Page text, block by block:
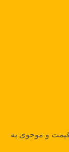
قیمت و موجوی به